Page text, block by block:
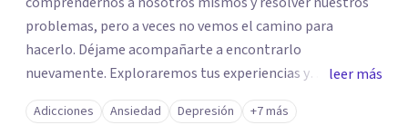
problemas, pero a veces no vemos el camino para
hacerlo. Déjame acompañarte a encontrarlo
nuevamente. Exploraremos tus experiencias y
emociones; encontrar en la novedad otra forma de
responder a ellas y enfrentarlas hoy es a lo que te invito.
leer más
Adicciones Ansiedad Depresión +7 más